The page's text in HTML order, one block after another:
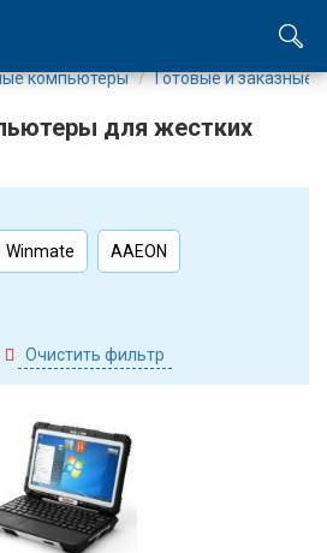
компьютеры Готовые и заказные
для жестких
Winmate AAEON
Очистить фильтр